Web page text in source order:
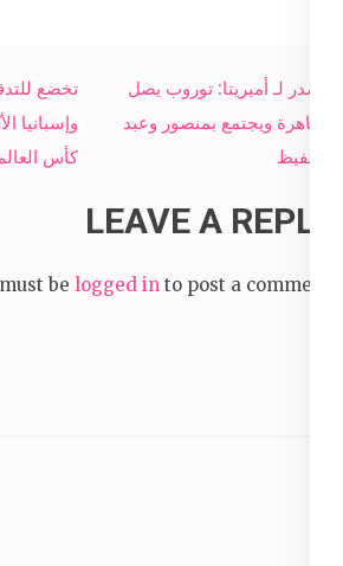
Post
navigation
تخضع
وإسبانيا
كأس العالم
مصدر لـ أميريتا: توروب يصل
القاهرة ويجتمع بمنصور وعبد
الحفيظ
LEAVE A REPLY
be logged in to post a comment.